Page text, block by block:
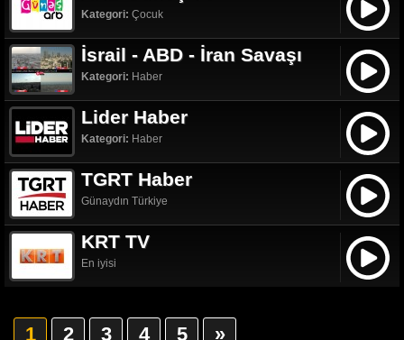
Kategori: Çocuk
İsrail - ABD - İran Savaşı
Kategori: Haber
Lider Haber
Kategori: Haber
TGRT Haber
Günaydın Türkiye
KRT TV
En iyisi
1 2 3 4 5 »